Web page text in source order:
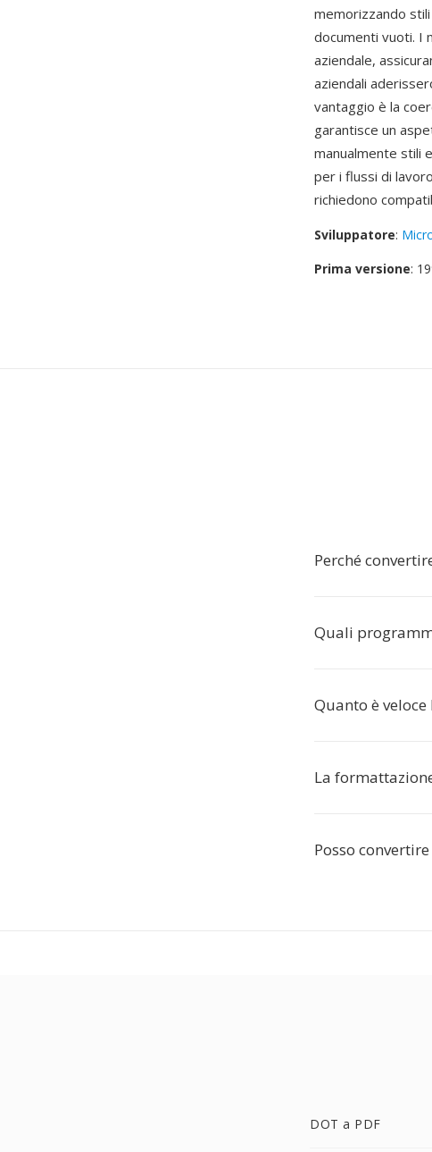
memorizzando
documenti vuoti. I
aziendale,
aziendali
vantaggio è la
garantisce un
manualmente stili
per i flussi di
richiedono
Sviluppatore:
Prima versione:
Perché
Quali
Quanto è veloce
La
Posso
DOT a PDF